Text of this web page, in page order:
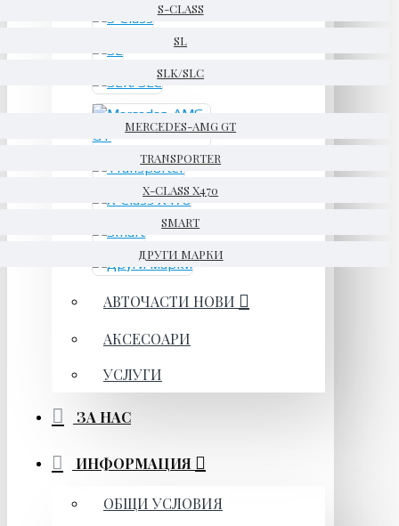
S-CLASS
SL
SLK/SLC
MERCEDES-AMG GT
TRANSPORTER
X-CLASS X470
SMART
ДРУГИ МАРКИ
АВТОЧАСТИ НОВИ
АКСЕСОАРИ
УСЛУГИ
ЗА НАС
ИНФОРМАЦИЯ
ОБЩИ УСЛОВИЯ